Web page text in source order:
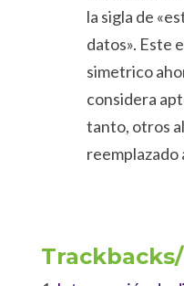
la sigla de
datos». Este
simetrico
considera
tanto, otros
reemplazado